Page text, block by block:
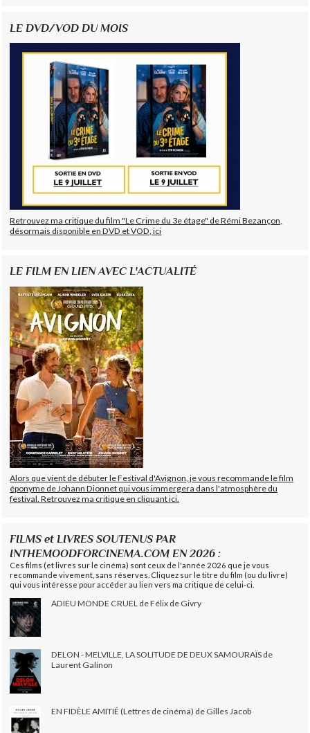
LE DVD/VOD DU MOIS
Retrouvez ma critique du film "Le Crime du 3e étage" de Rémi Bezançon,
désormais disponible en DVD et VOD, ici
LE FILM EN LIEN AVEC L'ACTUALITÉ
Alors que vient de débuter le Festival d'Avignon, je vous recommande le film
éponyme de Johann Dionnet qui vous immergera dans l'atmosphère du
festival. Retrouvez ma critique en cliquant ici.
FILMS et LIVRES SOUTENUS PAR
INTHEMOODFORCINEMA.COM EN 2026 :
Ces films (et livres sur le cinéma) sont ceux de l'année 2026 que je vous
recommande vivement, sans réserves. Cliquez sur le titre du film (ou du livre)
qui vous intéresse pour accéder au lien vers ma critique de celui-ci.
ADIEU MONDE CRUEL de Félix de Givry
DELON - MELVILLE, LA SOLITUDE DE DEUX SAMOURAÏS de
Laurent Galinon
EN FIDÈLE AMITIÉ (Lettres de cinéma) de Gilles Jacob